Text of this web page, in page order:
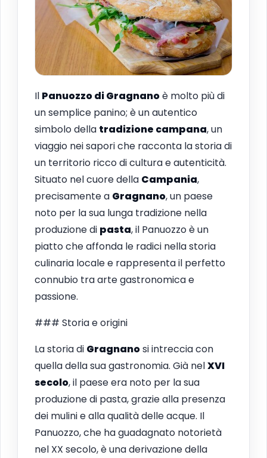
Il Panuozzo di Gragnanoè molto più di
un semplice panino; è un autentico
simbolo della tradizione campana, un
viaggio nei sapori che racconta la storia di
un territorio ricco di cultura e autenticità.
Situato nel cuore della Campania,
precisamente a Gragnano, un paese
noto per la sua lunga tradizione nella
produzione di pasta, il Panuozzo è un
piatto che affonda le radici nella storia
culinaria locale e rappresenta il perfetto
connubio tra arte gastronomica e
passione.
### Storia e origini
La storia di Gragnanosi intreccia con
quella della sua gastronomia. Già nelXVI
secolo, il paese era noto per la sua
produzione di pasta, grazie alla presenza
dei mulini e alla qualità delle acque. Il
Panuozzo, che ha guadagnato notorietà
nel XX secolo, è una derivazione della